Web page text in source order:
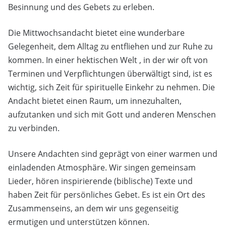
Besinnung und des Gebets zu erleben.
Die Mittwochsandacht bietet eine wunderbare
Gelegenheit, dem Alltag zu entfliehen und zur Ruhe zu
kommen. In einer hektischen Welt , in der wir oft von
Terminen und Verpflichtungen überwältigt sind, ist es
wichtig, sich Zeit für spirituelle Einkehr zu nehmen. Die
Andacht bietet einen Raum, um innezuhalten,
aufzutanken und sich mit Gott und anderen Menschen
zu verbinden.
Unsere Andachten sind geprägt von einer warmen und
einladenden Atmosphäre. Wir singen gemeinsam
Lieder, hören inspirierende (biblische) Texte und
haben Zeit für persönliches Gebet. Es ist ein Ort des
Zusammenseins, an dem wir uns gegenseitig
ermutigen und unterstützen können.